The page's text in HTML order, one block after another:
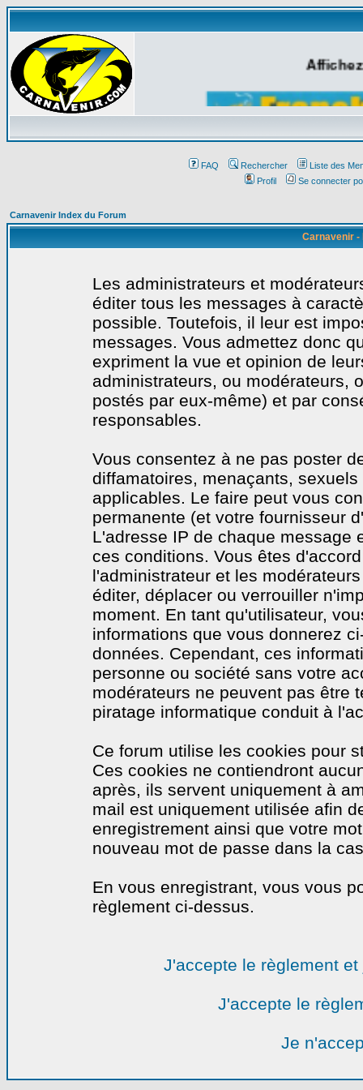
FAQ Rechercher
Liste des
Profil
Se connecter
Carnavenir Index du Forum
Carnavenir -
Les administrateurs et
éditer tous les messages à
possible. Toutefois, il leur est
messages. Vous admettez donc
expriment la vue et opinion de
administrateurs, ou modérateurs,
postés par eux-même) et par
responsables.
Vous consentez à ne pas poster
diffamatoires, menaçants,
applicables. Le faire peut vous
permanente (et votre fournisseur
L'adresse IP de chaque message
ces conditions. Vous êtes
l'administrateur et les
éditer, déplacer ou verrouiller
moment. En tant qu'utilisateur,
informations que vous donnerez
données. Cependant, ces
personne ou société sans votre
modérateurs ne peuvent pas être
piratage informatique conduit à
Ce forum utilise les cookies pour
Ces cookies ne contiendront
après, ils servent uniquement à
mail est uniquement utilisée afin
enregistrement ainsi que votre
nouveau mot de passe dans la
En vous enregistrant, vous vous
règlement ci-dessus.
J'accepte le règlement
J'accepte le
Je